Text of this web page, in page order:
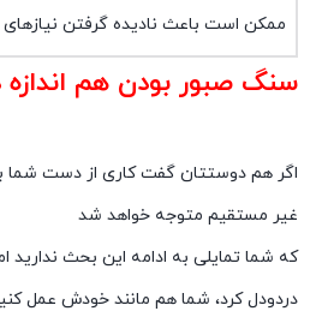
ممکن است باعث نادیده گرفتن
سنگ صبور بودن هم اندازه
اگر هم دوستتان گفت کاری از دست شما
غیر مستقیم متوجه خواهد شد
که شما تمایلی به ادامه این بحث ندارید
دردودل کرد، شما هم مانند خودش عمل